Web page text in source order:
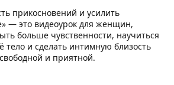
прикосновений и усилить
— это видеоурок для женщин,
больше чувственности, научиться
тело и сделать интимную близость
и приятной.